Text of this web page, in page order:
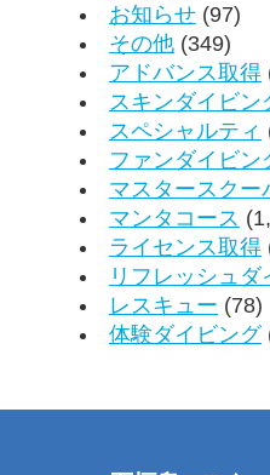
お知らせ (97)
その他 (349)
アドバンス取得
スキンダイビン
スペシャルティ
ファンダイビン
マスタースクー
マンタコース
ライセンス取得
リフレッシュダ
レスキュー (78)
体験ダイビング